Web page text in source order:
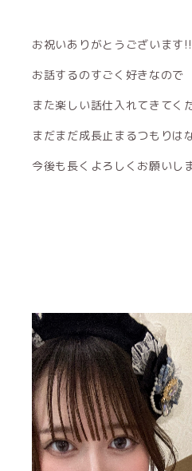
お祝いありがとうございます!!
お話するのすごく好きなので
また楽しい話仕入れてきてく
まだまだ成長止まるつもりは
今後も長くよろしくお願いし